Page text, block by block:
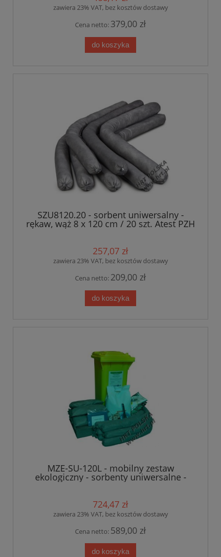
zawiera 23% VAT, bez kosztów dostawy
Cena netto: 379,00 zł
do koszyka
SZU8120.20 - sorbent uniwersalny -
rękaw, wąż 8 x 120 cm / 20 szt. Atest PZH
257,07 zł
zawiera 23% VAT, bez kosztów dostawy
Cena netto: 209,00 zł
do koszyka
MZE-SU-120L - mobilny zestaw
ekologiczny - sorbenty uniwersalne -
724,47 zł
zawiera 23% VAT, bez kosztów dostawy
Cena netto: 589,00 zł
do koszyka